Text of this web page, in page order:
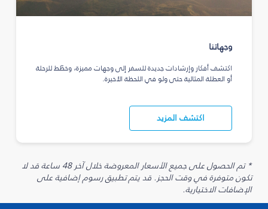
وجهاتنا
اكتشف أفكار وإرشادات جديدة للسفر إلى وجهات مميزة، وخطّط للرحلة
أو العطلة المثالية حتى ولو في اللحظة الأخيرة.
اكتشف المزيد
* تم الحصول على جميع الأسعار المعروضة خلال آخر 48 ساعة قد لا
تكون متوفرة في وقت الحجز. قد يتم تطبيق رسوم إضافية على
الإضافات الاختيارية.